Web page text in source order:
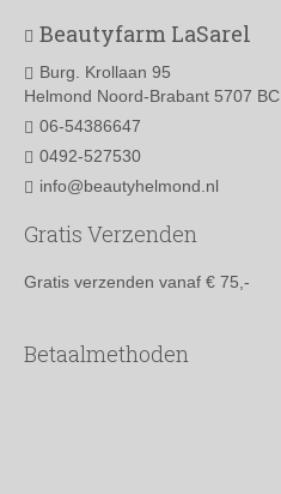
Beautyfarm LaSarel
Burg. Krollaan 95
Helmond Noord-Brabant 5707 BC
06-54386647
0492-527530
info@beautyhelmond.nl
Gratis Verzenden
Gratis verzenden vanaf € 75,-
Betaalmethoden